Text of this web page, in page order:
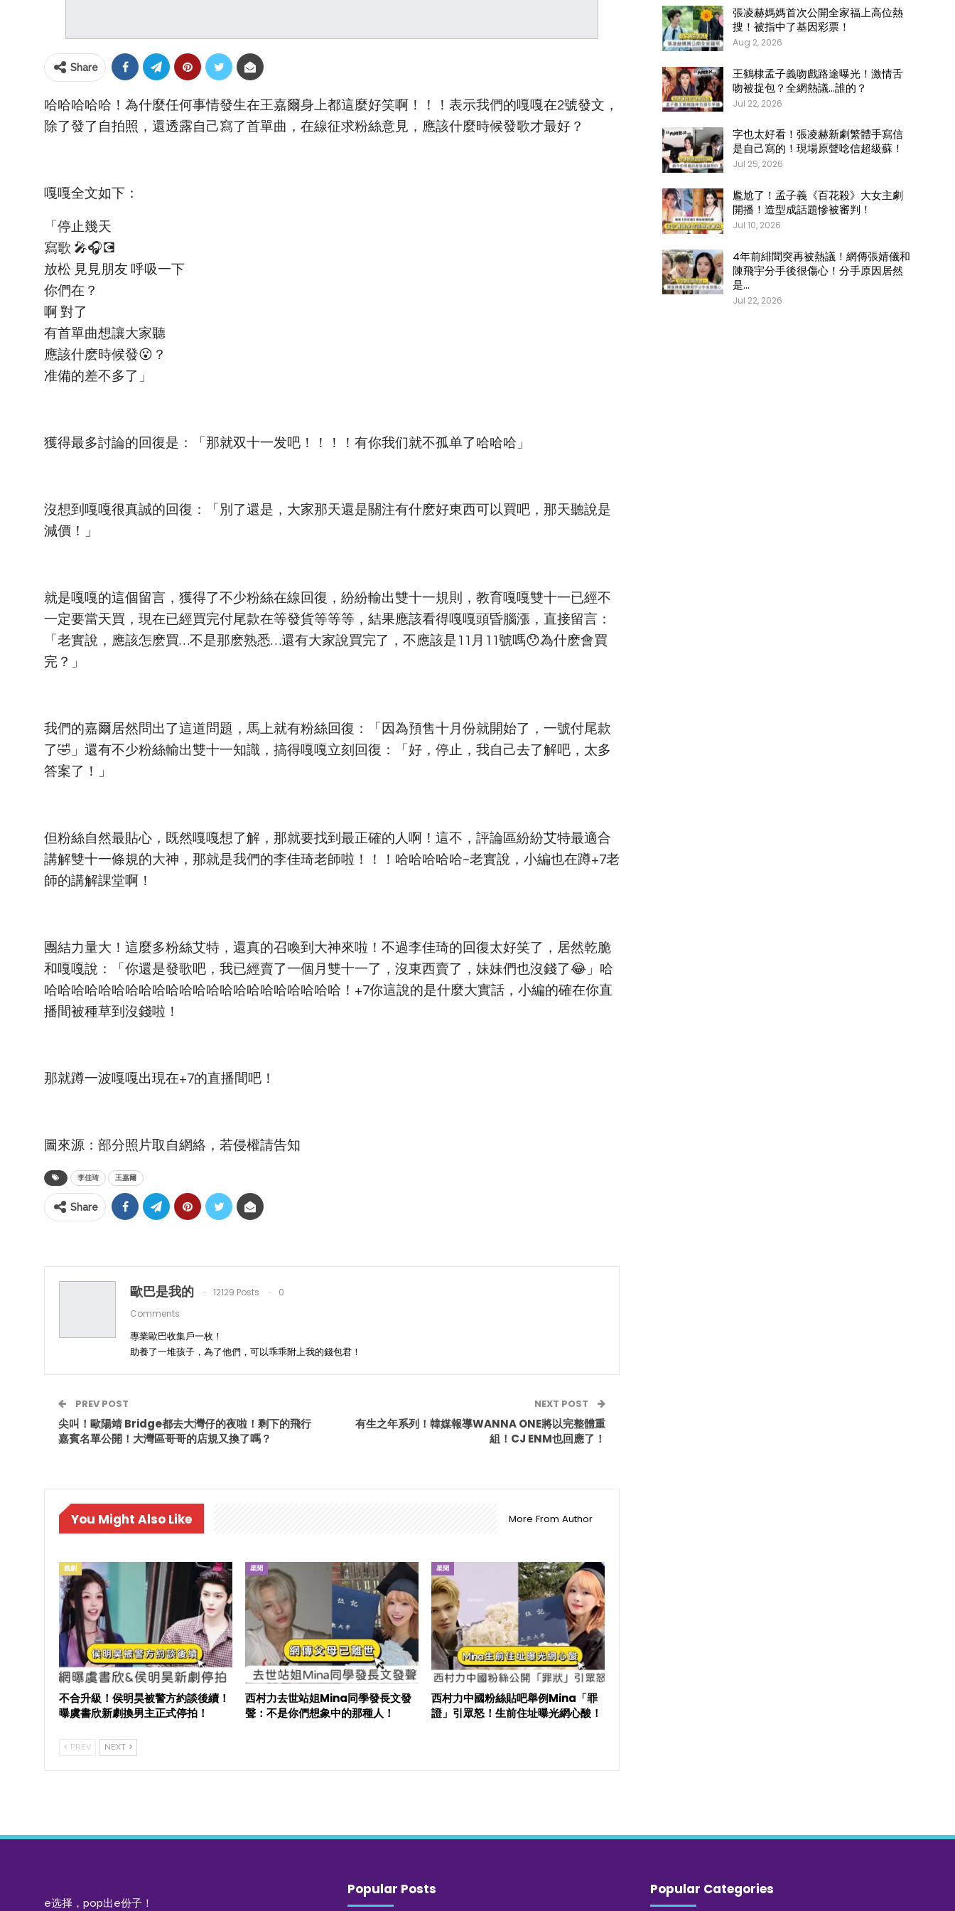
Share
哈哈哈哈哈！為什麼任何事情發生在王嘉爾身上都這麼好笑啊！！！表示我們的嘎嘎在2號發文，
除了發了自拍照，還透露自己寫了首單曲，在線征求粉絲意見，應該什麼時候發歌才最好？
嘎嘎全文如下：
「停止幾天
寫歌 🎤🎧💽
放松 見見朋友 呼吸一下
你們在？
啊 對了
有首單曲想讓大家聽
應該什麽時候發😮？
准備的差不多了」
獲得最多討論的回復是：「那就双十一发吧！！！！有你我们就不孤单了哈哈哈」
沒想到嘎嘎很真誠的回復：「別了還是，大家那天還是關注有什麽好東西可以買吧，那天聽說是
減價！」
就是嘎嘎的這個留言，獲得了不少粉絲在線回復，紛紛輸出雙十一規則，教育嘎嘎雙十一已經不
一定要當天買，現在已經買完付尾款在等發貨等等等，結果應該看得嘎嘎頭昏腦漲，直接留言：
「老實說，應該怎麽買…不是那麽熟悉…還有大家說買完了，不應該是11月11號嗎😯為什麽會買
完？」
我們的嘉爾居然問出了這道問題，馬上就有粉絲回復：「因為預售十月份就開始了，一號付尾款
了🤣」還有不少粉絲輸出雙十一知識，搞得嘎嘎立刻回復：「好，停止，我自己去了解吧，太多
答案了！」
但粉絲自然最貼心，既然嘎嘎想了解，那就要找到最正確的人啊！這不，評論區紛紛艾特最適合
講解雙十一條規的大神，那就是我們的李佳琦老師啦！！！哈哈哈哈哈~老實說，小編也在蹲+7老
師的講解課堂啊！
團結力量大！這麼多粉絲艾特，還真的召喚到大神來啦！不過李佳琦的回復太好笑了，居然乾脆
和嘎嘎說：「你還是發歌吧，我已經賣了一個月雙十一了，沒東西賣了，妹妹們也沒錢了😂」哈
哈哈哈哈哈哈哈哈哈哈哈哈哈哈哈哈哈哈哈哈哈哈！+7你這說的是什麼大實話，小編的確在你直
播間被種草到沒錢啦！
那就蹲一波嘎嘎出現在+7的直播間吧！
圖來源：部分照片取自網絡，若侵權請告知
李佳琦 王嘉爾
Share
歐巴是我的 12129 Posts
0
Comments
專業歐巴收集戶一枚！
助養了一堆孩子，為了他們，可以乖乖附上我的錢包君！
PREV POST
尖叫！歐陽靖 Bridge都去大灣仔的夜啦！剩下的飛行
嘉賓名單公開！大灣區哥哥的店規又換了嗎？
NEXT POST
有生之年系列！韓媒報導WANNA ONE將以完整體重
組！CJ ENM也回應了！
You Might Also Like More From Author
戲劇
不合升級！侯明昊被警方約談後續！
曝虞書欣新劇換男主正式停拍！
星聞
西村力去世站姐Mina同學發長文發
聲：不是你們想象中的那種人！
星聞
西村力中國粉絲貼吧舉例Mina「罪
證」引眾怒！生前住址曝光網心酸！
PREV NEXT
張凌赫媽媽首次公開全家福上高位熱
搜！被指中了基因彩票！
Aug 2, 2026
王鶴棣孟子義吻戲路途曝光！激情舌
吻被捉包？全網熱議…誰的？
Jul 22, 2026
字也太好看！張凌赫新劇繁體手寫信
是自己寫的！現場原聲唸信超級蘇！
Jul 25, 2026
尷尬了！孟子義《百花殺》大女主劇
開播！造型成話題慘被審判！
Jul 10, 2026
4年前緋聞突再被熱議！網傳張婧儀和
陳飛宇分手後很傷心！分手原因居然
是…
Jul 22, 2026
e选择，pop出e份子！
Popular Posts Popular Categories